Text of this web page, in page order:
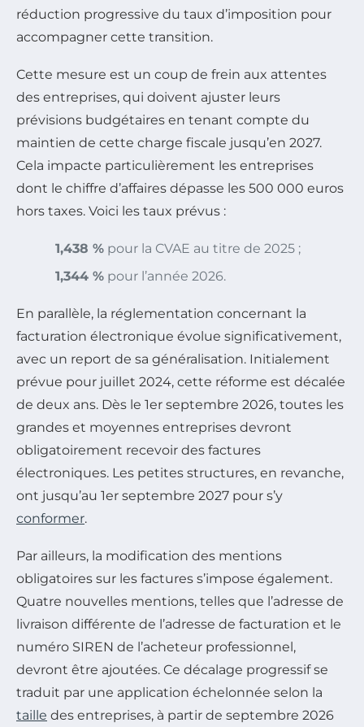
réduction progressive du taux d’imposition pour
accompagner cette transition.
Cette mesure est un coup de frein aux attentes
des entreprises, qui doivent ajuster leurs
prévisions budgétaires en tenant compte du
maintien de cette charge fiscale jusqu’en 2027.
Cela impacte particulièrement les entreprises
dont le chiffre d’affaires dépasse les 500 000 euros
hors taxes. Voici les taux prévus :
1,438 % pour la CVAE au titre de 2025 ;
1,344 % pour l’année 2026.
En parallèle, la réglementation concernant la
facturation électronique évolue significativement,
avec un report de sa généralisation. Initialement
prévue pour juillet 2024, cette réforme est décalée
de deux ans. Dès le 1er septembre 2026, toutes les
grandes et moyennes entreprises devront
obligatoirement recevoir des factures
électroniques. Les petites structures, en revanche,
ont jusqu’au 1er septembre 2027 pour s’y
conformer.
Par ailleurs, la modification des mentions
obligatoires sur les factures s’impose également.
Quatre nouvelles mentions, telles que l’adresse de
livraison différente de l’adresse de facturation et le
numéro SIREN de l’acheteur professionnel,
devront être ajoutées. Ce décalage progressif se
traduit par une application échelonnée selon la
taille des entreprises, à partir de septembre 2026